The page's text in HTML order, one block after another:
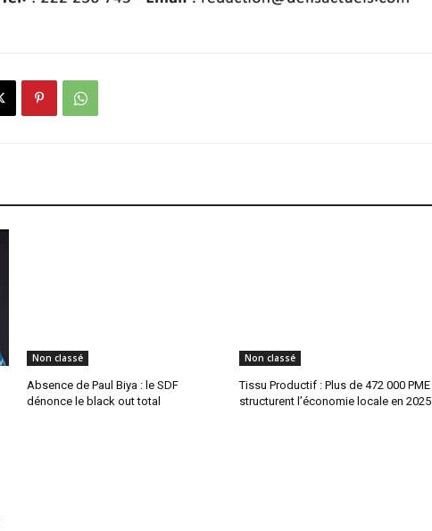
Non classé
Absence de Paul Biya : le SDF
dénonce le black out total
Non classé
Tissu Productif : Plus de 472 000 PME
structurent l’économie locale en 2025